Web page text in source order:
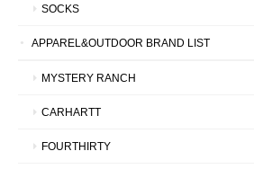
SOCKS
APPAREL&OUTDOOR BRAND LIST
MYSTERY RANCH
CARHARTT
FOURTHIRTY